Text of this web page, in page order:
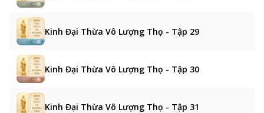
Kinh Đại Thừa Vô Lượng Thọ - Tập 29
Kinh Đại Thừa Vô Lượng Thọ - Tập 30
Kinh Đại Thừa Vô Lượng Thọ - Tập 31